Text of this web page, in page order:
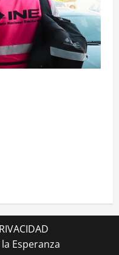
Esperanza